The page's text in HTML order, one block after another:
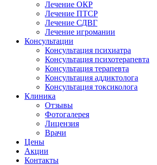
Лечение ОКР
Лечение ПТСР
Лечение СДВГ
Лечение игромании
Консультации
Консультация психиатра
Консультация психотерапевта
Консультация терапевта
Консультация аддиктолога
Консультация токсиколога
Клиника
Отзывы
Фотогалерея
Лицензия
Врачи
Цены
Акции
Контакты